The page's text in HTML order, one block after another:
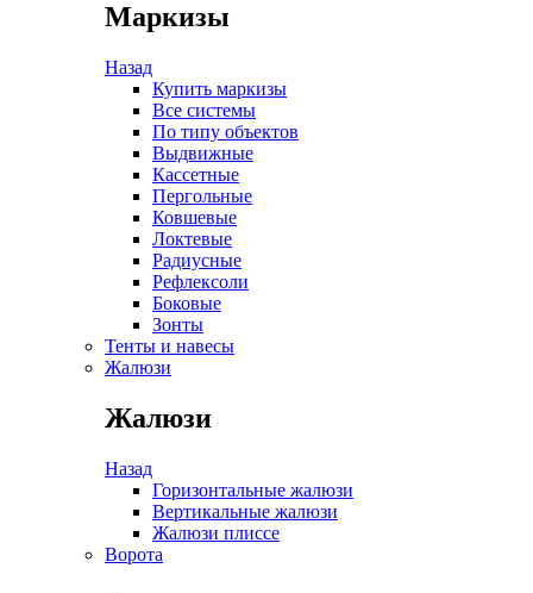
Маркизы
Назад
Купить маркизы
Все системы
По типу объектов
Выдвижные
Кассетные
Пергольные
Ковшевые
Локтевые
Радиусные
Рефлексоли
Боковые
Зонты
Тенты и навесы
Жалюзи
Жалюзи
Назад
Горизонтальные жалюзи
Вертикальные жалюзи
Жалюзи плиссе
Ворота